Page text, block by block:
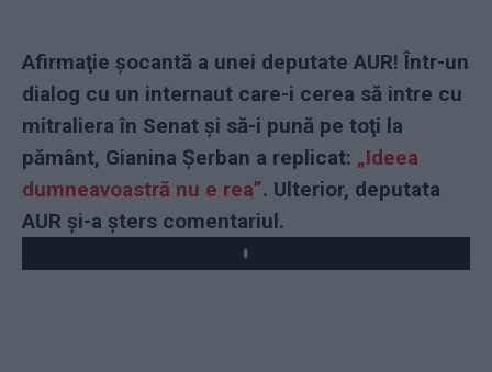
Afirmaţie şocantă a unei deputate AUR! Într-un
dialog cu un internaut care-i cerea să intre cu
mitraliera în Senat şi să-i pună pe toţi la
pământ, Gianina Şerban a replicat: „Ideea
dumneavoastră nu e rea”. Ulterior, deputata
AUR şi-a şters comentariul.
Play